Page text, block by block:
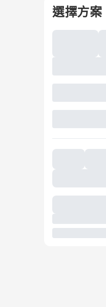
選擇方案